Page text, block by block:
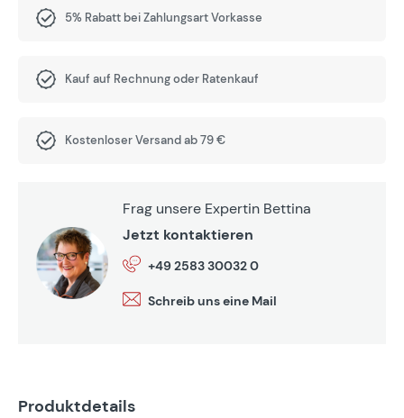
5% Rabatt bei Zahlungsart Vorkasse
Kauf auf Rechnung oder Ratenkauf
Kostenloser Versand ab 79 €
Frag unsere Expertin Bettina
Jetzt kontaktieren
+49 2583 30032 0
Schreib uns eine Mail
Produktdetails